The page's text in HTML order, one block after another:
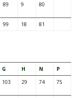
89 9 80
99 18 81
G H N
P
103 29 74 75